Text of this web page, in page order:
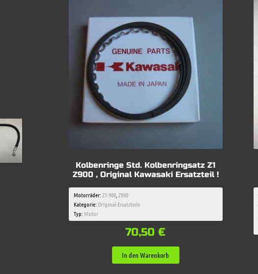
Kolbenringe Std. Kolbenringsatz Z1
Z900 , Original Kawasaki Ersatzteil !
Motorräder:Z1-900 ,Z900
Kategorie:Original-Ersatzteile
Typ: Motor
70,50€
In den Warenkorb